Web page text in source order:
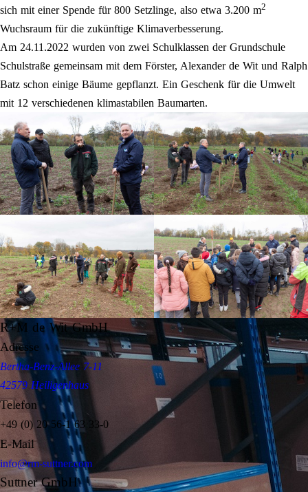
sich mit einer Spende für 800 Setzlinge, also etwa 3.200 m2
Wuchsraum für die zukünftige Klimaverbesserung.
Am 24.11.2022 wurden von zwei Schulklassen der Grundschule
Schulstraße gemeinsam mit dem Förster, Alexander de Wit und Ralph
Batz schon einige Bäume gepflanzt. Ein Geschenk für die Umwelt
mit 12 verschiedenen klimastabilen Baumarten.
R+M de Wit GmbH
Adresse
Bertha-Benz-Allee 7-11
42579 Heiligenhaus
Telefon
+49 (0) 20 56-1 63 33-0
E-Mail
info@rm-suttner.com
Suttner GmbH